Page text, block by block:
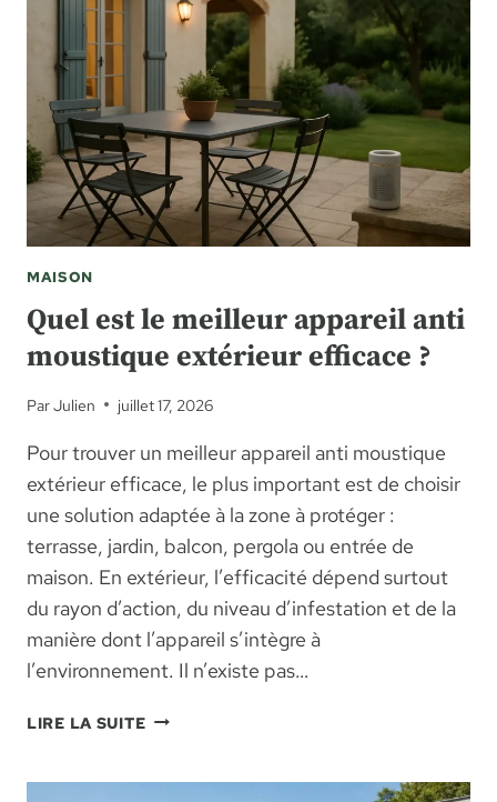
SUR
PETIT
CHIEN
DE
COMPAGNIE
MAISON
Quel est le meilleur appareil anti
moustique extérieur efficace ?
ParJulien juillet 17, 2026
Pour trouver un meilleur appareil anti moustique
extérieur efficace, le plus important est de choisir
une solution adaptée à la zone à protéger :
terrasse, jardin, balcon, pergola ou entrée de
maison. En extérieur, l’efficacité dépend surtout
du rayon d’action, du niveau d’infestation et de la
manière dont l’appareil s’intègre à
l’environnement. Il n’existe pas…
LIRE LA SUITEQUEL